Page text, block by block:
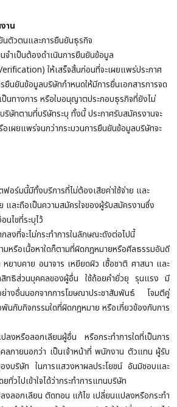
าน
นตัวตนและการยืนยันธุรกิจ
จำเป็นต้องดำเนินการยืนยันข้อมูล
ให้เสร็จสิ้นก่อนที่จะเผยแพร่ประกาศ
ยืนยันข้อมูลบริษัทกำหนดให้มีการยื่นเอกสารการจด
ป็นทางการ หรือใบอนุญาตประกอบธุรกิจที่ยังไม่
ษัทตามที่บริษัทระบุ ทั้งนี้ ประกาศรับสมัครงานจะ
อเผยแพร่จนกว่ากระบวนการยืนยันข้อมูลบริษัทจะ
อร์มนี้มีทั้งบริการที่ไม่ต้องเสียค่าใช้จ่าย และ
และถือเป็นความสมัครใจของผู้รับสมัครงานซึ่ง
ไขที่ระบุไว้
ลงที่จะไม่กระทำการในลักษณะดังต่อไปนี้
มหรือเนื้อหาใดก็ตามที่ผิดกฎหมายหรือศีลธรรมอันดี
หยาบคาย อนาจาร เหยียดผิว เชื้อชาติ ศาสนา และ
ทธิส่วนบุคคลของผู้อื่น ใช้ถ้อยคำยั่วยุ รุนแรง มี
ย่างอื่นนอกจากการโฆษณาประชาสัมพันธ์ โจมตีคู่
นกับกิจกรรมใดที่ผิดกฎหมาย หรือเกี่ยวข้องกับการ
งหรือลอกเลียนผู้อื่น หรือกระทำการใดที่เป็นการ
ลภายนอกว่า เป็นเจ้าหน้าที่ พนักงาน ตัวแทน ผู้รับ
งบริษัท ในการแสวงหาผลประโยชน์ อันมิชอบและ
ทั่วไปเข้าใจได้ว่ากระทำการแทนบริษัท
งลอกเลียน ตัดทอน แก้ไข เปลี่ยนแปลงหรือกระทำ